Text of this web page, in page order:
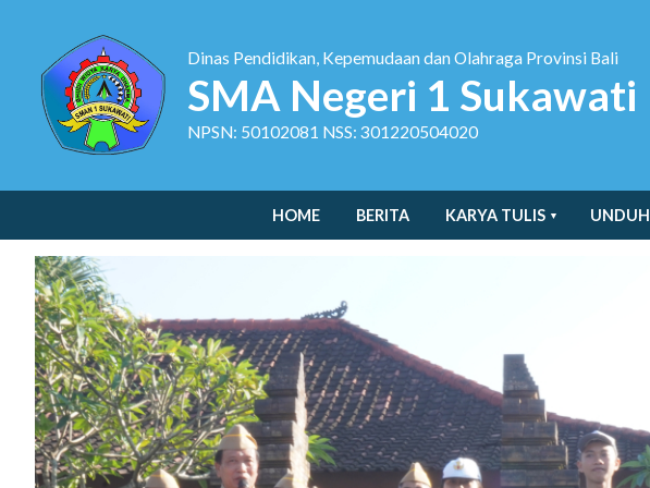
Dinas Pendidikan, Kepemudaan dan Olahraga Provinsi Bali
SMA Negeri 1 Sukawati
NPSN: 50102081 NSS: 301220504020
HOME BERITA KARYA TULIS UNDUH